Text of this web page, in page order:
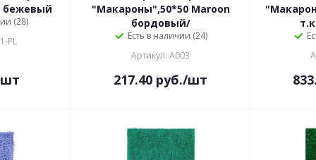
бежевый
(28)
PL
"Макароны",50*50 Maroon
бордовый/
Есть в наличии (24)
Артикул: A003
217.40 руб./шт